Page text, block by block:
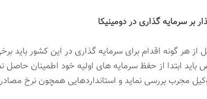
بر سرمایه گذاری در دومینیکا
از هر گونه اقدام برای سرمایه گذاری در این کشور باید
ابتدا از حفظ سرمایه های اولیه خود اطمینان حاصل
مجرب بررسی نماید و استانداردهایی همچون نرخ